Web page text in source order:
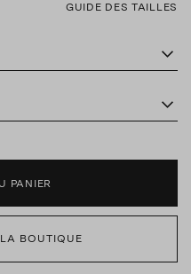
GUIDE DES TAILLES
AU PANIER
BOUTIQUE